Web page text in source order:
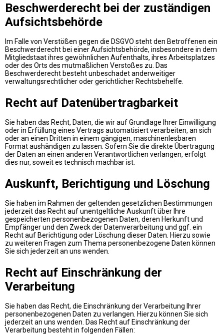
Beschwerde­recht bei der zuständigen
Aufsichts­behörde
Im Falle von Verstößen gegen die DSGVO steht den Betroffenen ein
Beschwerderecht bei einer Aufsichtsbehörde, insbesondere in dem
Mitgliedstaat ihres gewöhnlichen Aufenthalts, ihres Arbeitsplatzes
oder des Orts des mutmaßlichen Verstoßes zu. Das
Beschwerderecht besteht unbeschadet anderweitiger
verwaltungsrechtlicher oder gerichtlicher Rechtsbehelfe.
Recht auf Daten­übertrag­barkeit
Sie haben das Recht, Daten, die wir auf Grundlage Ihrer Einwilligung
oder in Erfüllung eines Vertrags automatisiert verarbeiten, an sich
oder an einen Dritten in einem gängigen, maschinenlesbaren
Format aushändigen zu lassen. Sofern Sie die direkte Übertragung
der Daten an einen anderen Verantwortlichen verlangen, erfolgt
dies nur, soweit es technisch machbar ist.
Auskunft, Berichtigung und Löschung
Sie haben im Rahmen der geltenden gesetzlichen Bestimmungen
jederzeit das Recht auf unentgeltliche Auskunft über Ihre
gespeicherten personenbezogenen Daten, deren Herkunft und
Empfänger und den Zweck der Datenverarbeitung und ggf. ein
Recht auf Berichtigung oder Löschung dieser Daten. Hierzu sowie
zu weiteren Fragen zum Thema personenbezogene Daten können
Sie sich jederzeit an uns wenden.
Recht auf Einschränkung der
Verarbeitung
Sie haben das Recht, die Einschränkung der Verarbeitung Ihrer
personenbezogenen Daten zu verlangen. Hierzu können Sie sich
jederzeit an uns wenden. Das Recht auf Einschränkung der
Verarbeitung besteht in folgenden Fällen: